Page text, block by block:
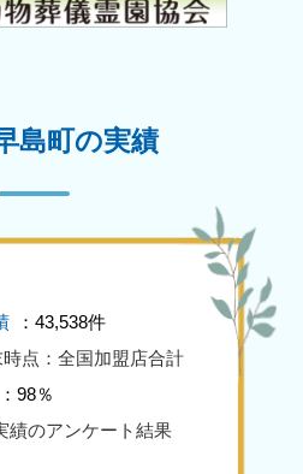
島町の実績
：43,538件
点：全国加盟店合計
：98％
績のアンケート結果